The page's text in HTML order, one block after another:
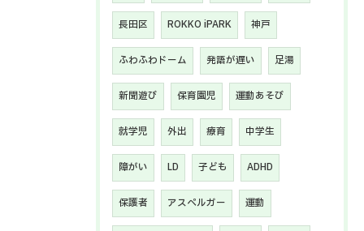
長田区 ROKKO iPARK 神戸
ふわふわドーム 発語が遅い 足湯
新聞遊び 保育園児 運動あそび
就学児 外出 療育 中学生
障がい LD 子ども ADHD
保護者 アスペルガー 運動